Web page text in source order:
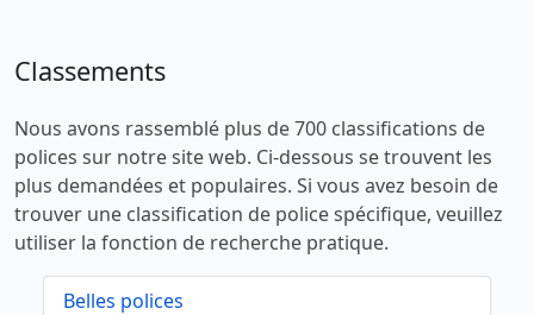
Classements
Nous avons rassemblé plus de 700 classifications de
polices sur notre site web. Ci-dessous se trouvent les
plus demandées et populaires. Si vous avez besoin de
trouver une classification de police spécifique, veuillez
utiliser la fonction de recherche pratique.
Belles polices